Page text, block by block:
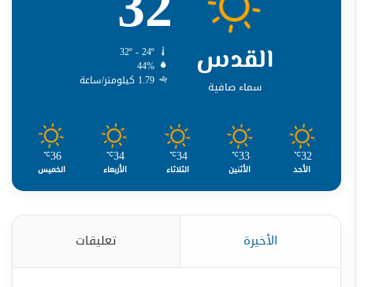
القدس
سماء صافية
32º - 24º
44%
1.79 كيلومتر/ساعة
32
℃
الأحد
33
℃
الأثنين
34
℃
الثلاثاء
34
℃
الأربعاء
36
℃
الخميس
الأخيرة تعليقات